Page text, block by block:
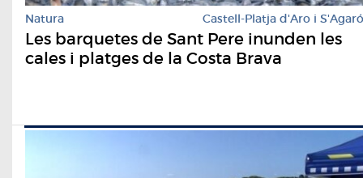
Natura Castell-Platja d'Aro i S'Agaró
Les barquetes de Sant Pere inunden les
cales i platges de la Costa Brava